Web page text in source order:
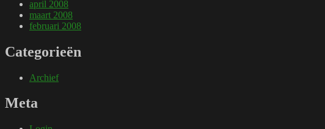
april 2008
maart 2008
februari 2008
Categorieën
Archief
Meta